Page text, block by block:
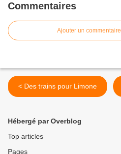
Commentaires
Ajouter un commentaire
< Des trains pour Limone
Hébergé par Overblog
Top articles
Pages